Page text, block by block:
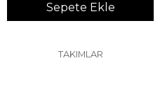
Sepete Ekle
TAKIMLAR